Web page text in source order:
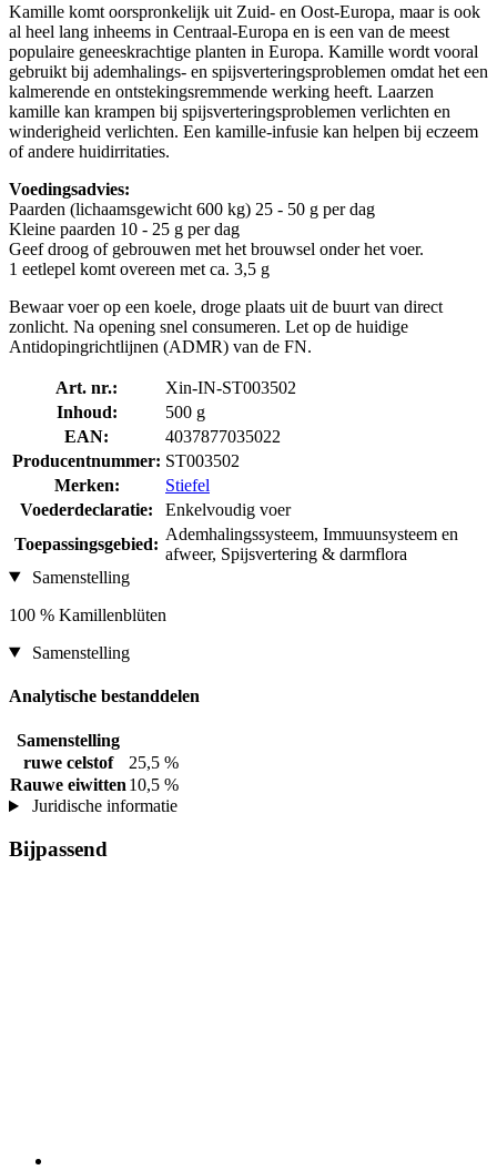
Kamille komt oorspronkelijk uit Zuid- en Oost-Europa, maar is ook
al heel lang inheems in Centraal-Europa en is een van de meest
populaire geneeskrachtige planten in Europa. Kamille wordt vooral
gebruikt bij ademhalings- en spijsverteringsproblemen omdat het een
kalmerende en ontstekingsremmende werking heeft. Laarzen
kamille kan krampen bij spijsverteringsproblemen verlichten en
winderigheid verlichten. Een kamille-infusie kan helpen bij eczeem
of andere huidirritaties.
Voedingsadvies:
Paarden (lichaamsgewicht 600 kg) 25 - 50 g per dag
Kleine paarden 10 - 25 g per dag
Geef droog of gebrouwen met het brouwsel onder het voer.
1 eetlepel komt overeen met ca. 3,5 g
Bewaar voer op een koele, droge plaats uit de buurt van direct
zonlicht. Na opening snel consumeren. Let op de huidige
Antidopingrichtlijnen (ADMR) van de FN.
Art. nr.:
Xin-IN-ST003502
Inhoud:
500 g
EAN:
4037877035022
Producentnummer: ST003502
Merken:
Stiefel
Voederdeclaratie:
Enkelvoudig voer
Toepassingsgebied:
Ademhalingssysteem, Immuunsysteem en
afweer, Spijsvertering & darmflora
Samenstelling
100 % Kamillenblüten
Samenstelling
Analytische bestanddelen
Samenstelling
ruwe celstof
25,5 %
Rauwe eiwitten 10,5 %
Juridische informatie
Bijpassend